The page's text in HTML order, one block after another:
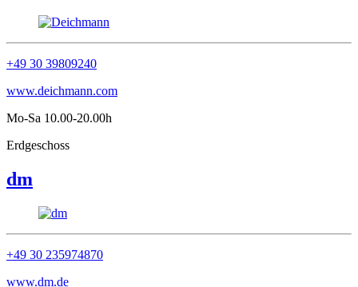
+49 30 39809240
www.deichmann.com
Mo-Sa 10.00-20.00h
Erdgeschoss
dm
+49 30 235974870
www.dm.de